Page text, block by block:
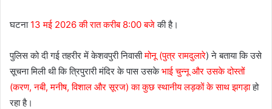
घटना 13 मई 2026 की रात करीब 8:00 बजेकी है।
पुलिस को दी गई तहरीर में केशवपुरी निवासीमोनू (पुत्र रामदुलारे) ने बताया कि उसे
सूचना मिली थी कि त्रिपुरारी मंदिर के पास उसकेभाई चुन्नू और उसके दोस्तों
(करण, नबी, मनीष, विशाल और सूरज) का कुछ स्थानीय लड़कों के साथ झगड़ाहो
रहा है।